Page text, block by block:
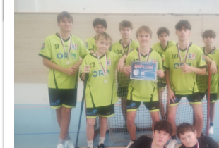
VE
DRUŽINĚ.: